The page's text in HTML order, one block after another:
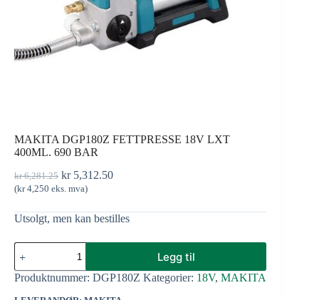
MAKITA DGP180Z FETTPRESSE 18V LXT
400ML. 690 BAR
kr6,281.25 kr5,312.50
(kr4,250 eks. mva)
Utsolgt, men kan bestilles
Legg til
Produktnummer: DGP180Z Kategorier: 18V, MAKITA